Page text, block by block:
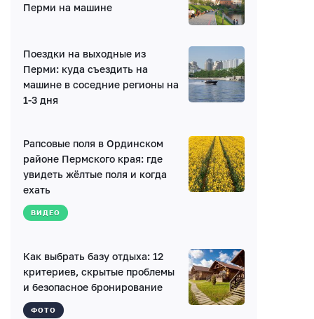
Написать комментарий
Имя*
Получать уведомления об ответах
Ваш комментарий
Введите код:
Перми на машине
Поездки на выходные из
Перми: куда съездить на
машине в соседние регионы на
1-3 дня
Рапсовые поля в Ординском
районе Пермского края: где
увидеть жёлтые поля и когда
ехать
ВИДЕО
Как выбрать базу отдыха: 12
критериев, скрытые проблемы
и безопасное бронирование
ФОТО